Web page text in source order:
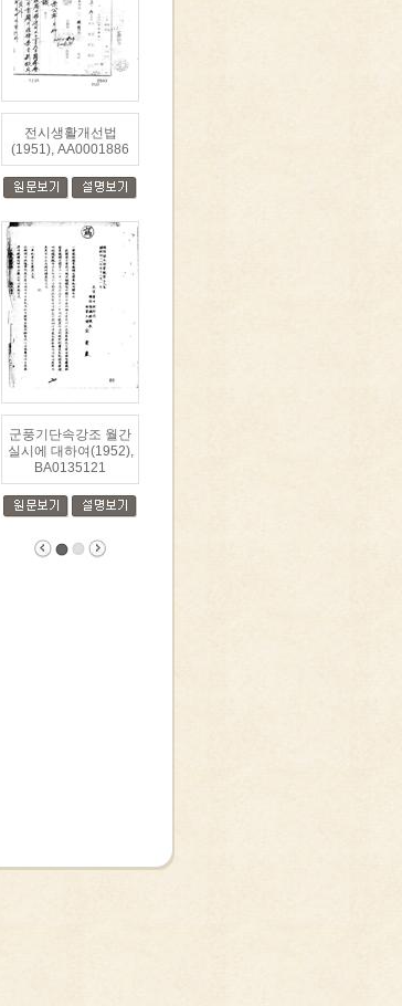
전시생활개선법
(1951), AA0001886
군풍기단속강조 월간
실시에 대하여(1952),
BA0135121